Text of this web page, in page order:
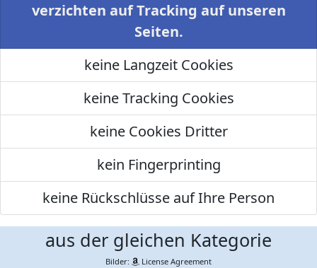
verzichten auf Tracking auf unseren
Seiten.
keine Langzeit Cookies
keine Tracking Cookies
keine Cookies Dritter
kein Fingerprinting
keine Rückschlüsse auf Ihre Person
aus der gleichen Kategorie
Bilder: License Agreement